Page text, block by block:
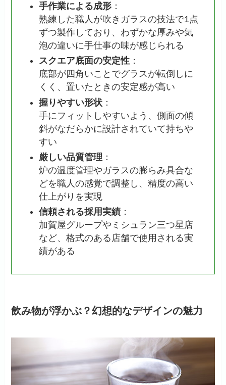
手作業による成形 ：
熟練した職人が吹きガラスの技法で1点
ずつ製作しており、わずかな厚みや気
泡の違いに手仕事の味が感じられる
スクエア底面の安定性 ：
底部が四角いことでグラスが転倒しに
くく、置いたときの安定感が高い
握りやすい形状 ：
手にフィットしやすいよう、側面の傾
斜がなだらかに設計されていて持ちや
すい
厳しい品質管理 ：
炉の温度管理やガラスの膨らみ具合な
どを職人の感覚で調整し、精度の高い
仕上がりを実現
信頼される採用実績 ：
加賀屋グループやミシュラン三つ星店
など、格式のある店舗で使用される実
績がある
飲み物が浮かぶ？幻想的なデザインの魅力